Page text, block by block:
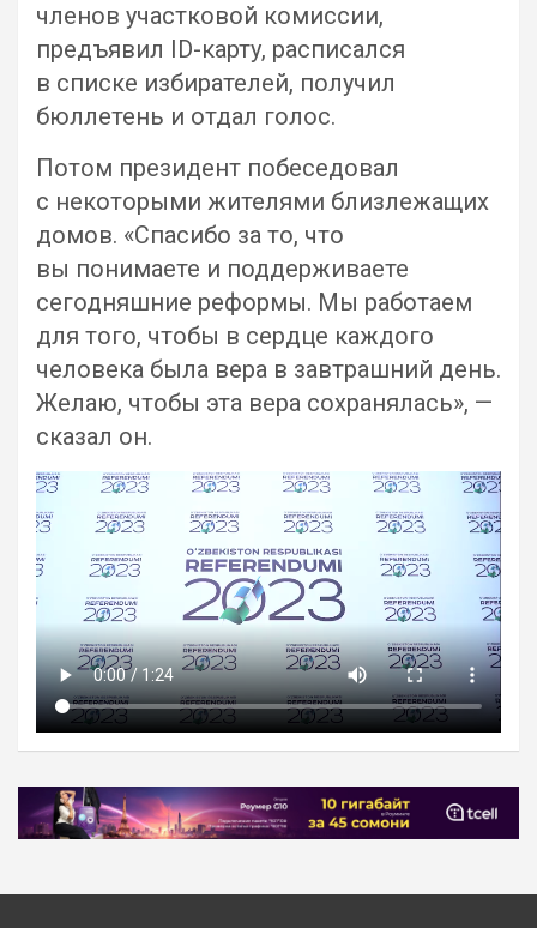
членов участковой комиссии,
предъявил ID-карту, расписался
в списке избирателей, получил
бюллетень и отдал голос.
Потом президент побеседовал
с некоторыми жителями близлежащих
домов. «Спасибо за то, что
вы понимаете и поддерживаете
сегодняшние реформы. Мы работаем
для того, чтобы в сердце каждого
человека была вера в завтрашний день.
Желаю, чтобы эта вера сохранялась», —
сказал он.
Навигация
по